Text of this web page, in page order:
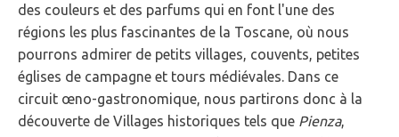
des couleurs et des parfums qui en font l'une des
régions les plus fascinantes de la Toscane, où nous
pourrons admirer de petits villages, couvents, petites
églises de campagne et tours médiévales. Dans ce
circuit œno-gastronomique, nous partirons donc à la
découverte de Villages historiques tels que Pienza,